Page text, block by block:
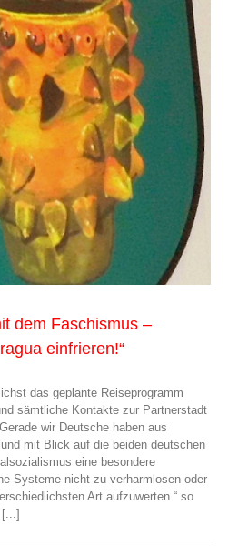
dem Faschismus –
einfrieren!“
das geplante Reiseprogramm
sämtliche Kontakte zur Partnerstadt
wir Deutsche haben aus
mit Blick auf die beiden deutschen
eine besondere
Systeme nicht zu verharmlosen oder
Art aufzuwerten.“ so
[...]